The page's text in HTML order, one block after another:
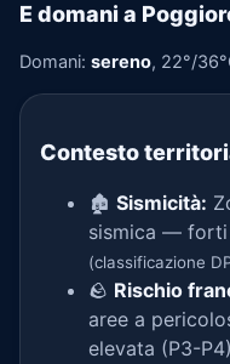
E domani a
Domani: sereno, 22°/
Contesto
🏚️ Sismicità:
sismica —
(classificazione
🪨 Rischio
aree a
elevata (P3-